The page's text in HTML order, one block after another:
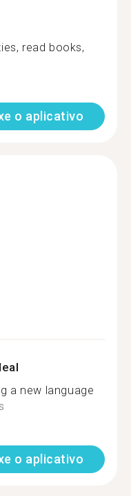
read books,
o aplicativo
a new language
o aplicativo